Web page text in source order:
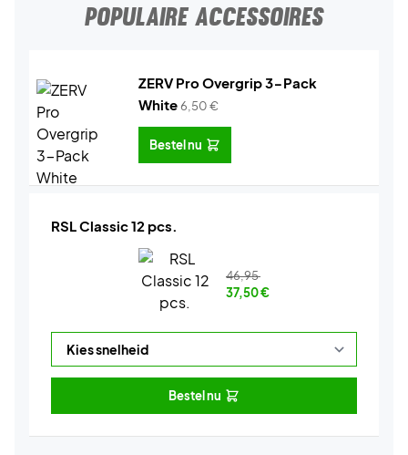
POPULAIRE ACCESSOIRES
ZERV Pro Overgrip 3-Pack
White6,50€
Bestel nu
RSL Classic 12 pcs.
46,95
37,50€
Bestel nu